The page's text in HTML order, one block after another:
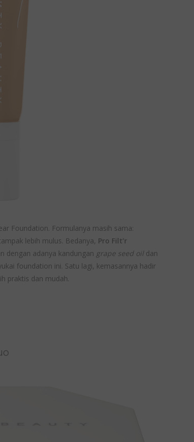
Foundation. Formulanya masih sama:
lebih mulus. Bedanya, Pro Filt’r
dengan adanya kandungan grape seed oildan
foundation ini. Satu lagi, kemasannya hadir
praktis dan mudah.